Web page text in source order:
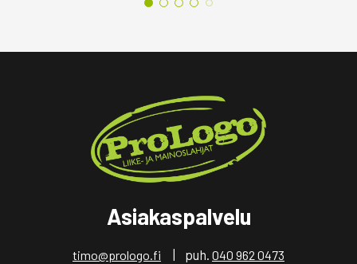
Asiakaspalvelu
timo@prologo.fi | puh. 040 962 0473